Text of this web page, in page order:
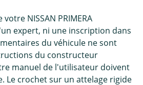
NISSAN PRIMERA
expert, ni une inscription dans
du véhicule ne sont
du constructeur
manuel de l'utilisateur doivent
Le crochet sur un attelage rigide